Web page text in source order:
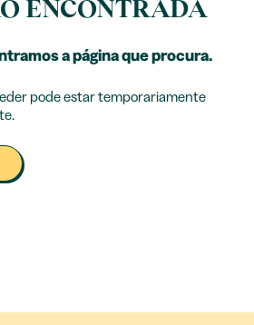
ENCONTRADA
a página que procura.
pode estar temporariamente